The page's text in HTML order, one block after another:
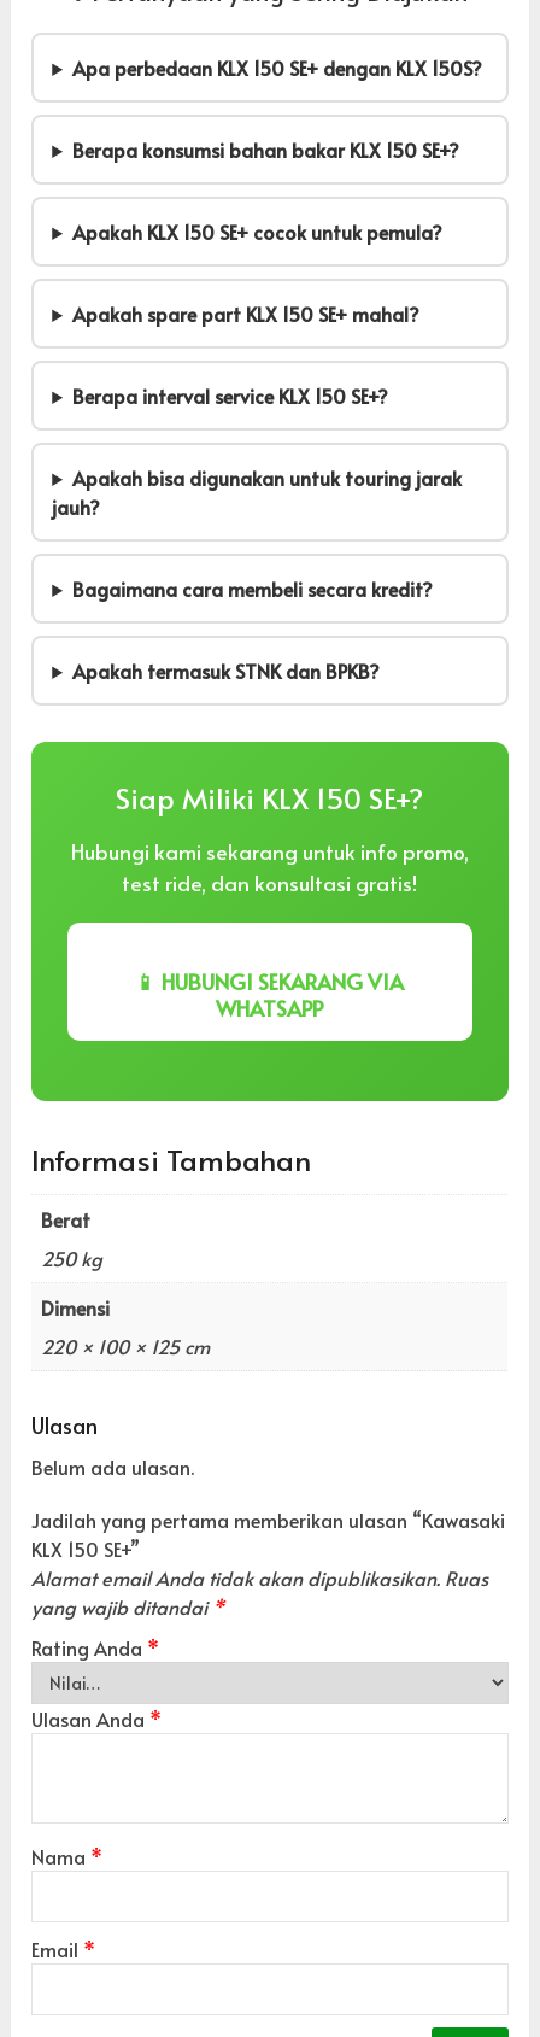
Apa perbedaan KLX 150 SE+ dengan KLX 150S?
Berapa konsumsi bahan bakar KLX 150 SE+?
Apakah KLX 150 SE+ cocok untuk pemula?
Apakah spare part KLX 150 SE+ mahal?
Berapa interval service KLX 150 SE+?
Apakah bisa digunakan untuk touring jarak
jauh?
Bagaimana cara membeli secara kredit?
Apakah termasuk STNK dan BPKB?
Siap Miliki KLX 150 SE+?
Hubungi kami sekarang untuk info promo,
test ride, dan konsultasi gratis!
📱 HUBUNGI SEKARANG VIA
WHATSAPP
Informasi Tambahan
Berat
250 kg
Dimensi
220 × 100 × 125 cm
Ulasan
Belum ada ulasan.
Jadilah yang pertama memberikan ulasan “Kawasaki
KLX 150 SE+”
Alamat email Anda tidak akan dipublikasikan. Ruas
yang wajib ditandai *
Rating Anda *
Ulasan Anda *
Nama *
Email *